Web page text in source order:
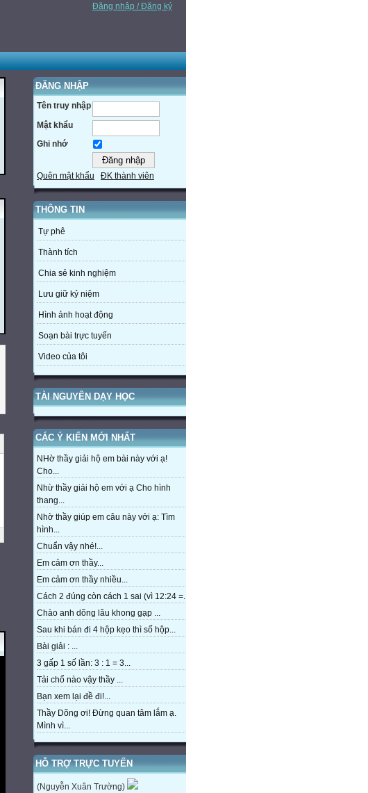
Đăng nhập / Đăng ký
ĐĂNG NHẬP
Tên truy nhập
Mật khẩu
Ghi nhớ
Quên mật khẩu ĐK thành viên
THÔNG TIN
Tự phê
Thành tích
Chia sẻ kinh nghiệm
Lưu giữ kỷ niệm
Hình ảnh hoạt động
Soạn bài trực tuyến
Video của tôi
TÀI NGUYÊN DẠY HỌC
CÁC Ý KIẾN MỚI NHẤT
NHờ thầy giải hộ em bài này với ạ!
Cho...
Nhừ thầy giải hộ em với ạ Cho hình
thang...
Nhờ thầy giúp em câu này với ạ: Tìm
hình...
Chuẩn vậy nhé!...
Em cảm ơn thầy...
Em cảm ơn thầy nhiều...
Cách 2 đúng còn cách 1 sai (vì 12:24 =...
Chào anh dõng lâu khong gạp ...
Sau khi bán đi 4 hộp kẹo thì số hộp...
Bài giải : ...
3 gấp 1 số lần: 3 : 1 = 3...
Tải chổ nào vậy thầy ...
Bạn xem lại đề đi!...
Thầy Dõng ơi! Đừng quan tâm lắm ạ.
Mình vì...
HỖ TRỢ TRỰC TUYẾN
(Nguyễn Xuân Trường)